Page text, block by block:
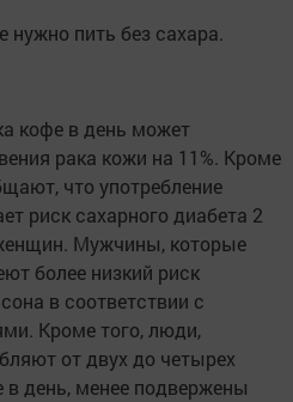
нужно пить без сахара.
кофе в день может
рака кожи на 11%. Кроме
что употребление
риск сахарного диабета 2
Мужчины, которые
более низкий риск
в соответствии с
Кроме того, люди,
от двух до четырех
в день, менее подвержены